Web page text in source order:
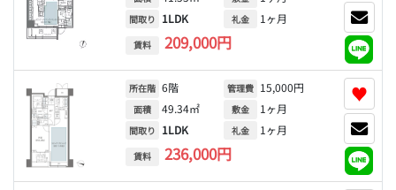
間取り 1LDK
賃料 209,000円
礼金 1ヶ月
所在階 6階
面積 49.34㎡
間取り 1LDK
賃料 236,000円
管理費 15,000円
敷金 1ヶ月
礼金 1ヶ月
♥